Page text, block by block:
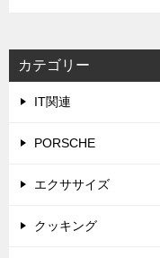
カテゴリー
IT関連
PORSCHE
エクササイズ
クッキング